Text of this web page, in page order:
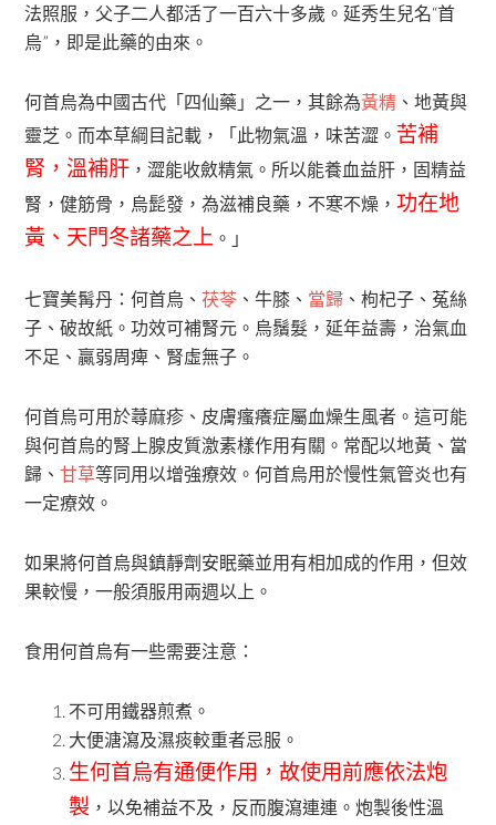
法照服，父子二人都活了一百六十多歲。延秀生兒名“首
烏”，即是此藥的由來。
何首烏為中國古代「四仙藥」之一，其餘為黃精 、地黃與
靈芝。而本草綱目記載，「此物氣溫，味苦澀。 苦補
腎，溫補肝 ，澀能收斂精氣。所以能養血益肝，固精益
腎，健筋骨，烏髭發，為滋補良藥，不寒不燥，功在地
黃、天門冬諸藥之上 。」
七寶美髯丹：何首烏、茯苓 、牛膝、 當歸 、枸杞子、菟絲
子、破故紙。功效可補腎元。烏鬚髮，延年益壽，治氣血
不足、贏弱周痺、腎虛無子。
何首烏可用於蕁麻疹、皮膚瘙癢症屬血燥生風者。這可能
與何首烏的腎上腺皮質激素樣作用有關。常配以地黃、當
歸、甘草等同用以增強療效。何首烏用於慢性氣管炎也有
一定療效。
如果將何首烏與鎮靜劑安眠藥並用有相加成的作用，但效
果較慢，一般須服用兩週以上。
食用何首烏有一些需要注意：
不可用鐵器煎煮。
大便溏瀉及濕痰較重者忌服。
生何首烏有通便作用，故使用前應依法炮
製 ，以免補益不及，反而腹瀉連連。炮製後性溫